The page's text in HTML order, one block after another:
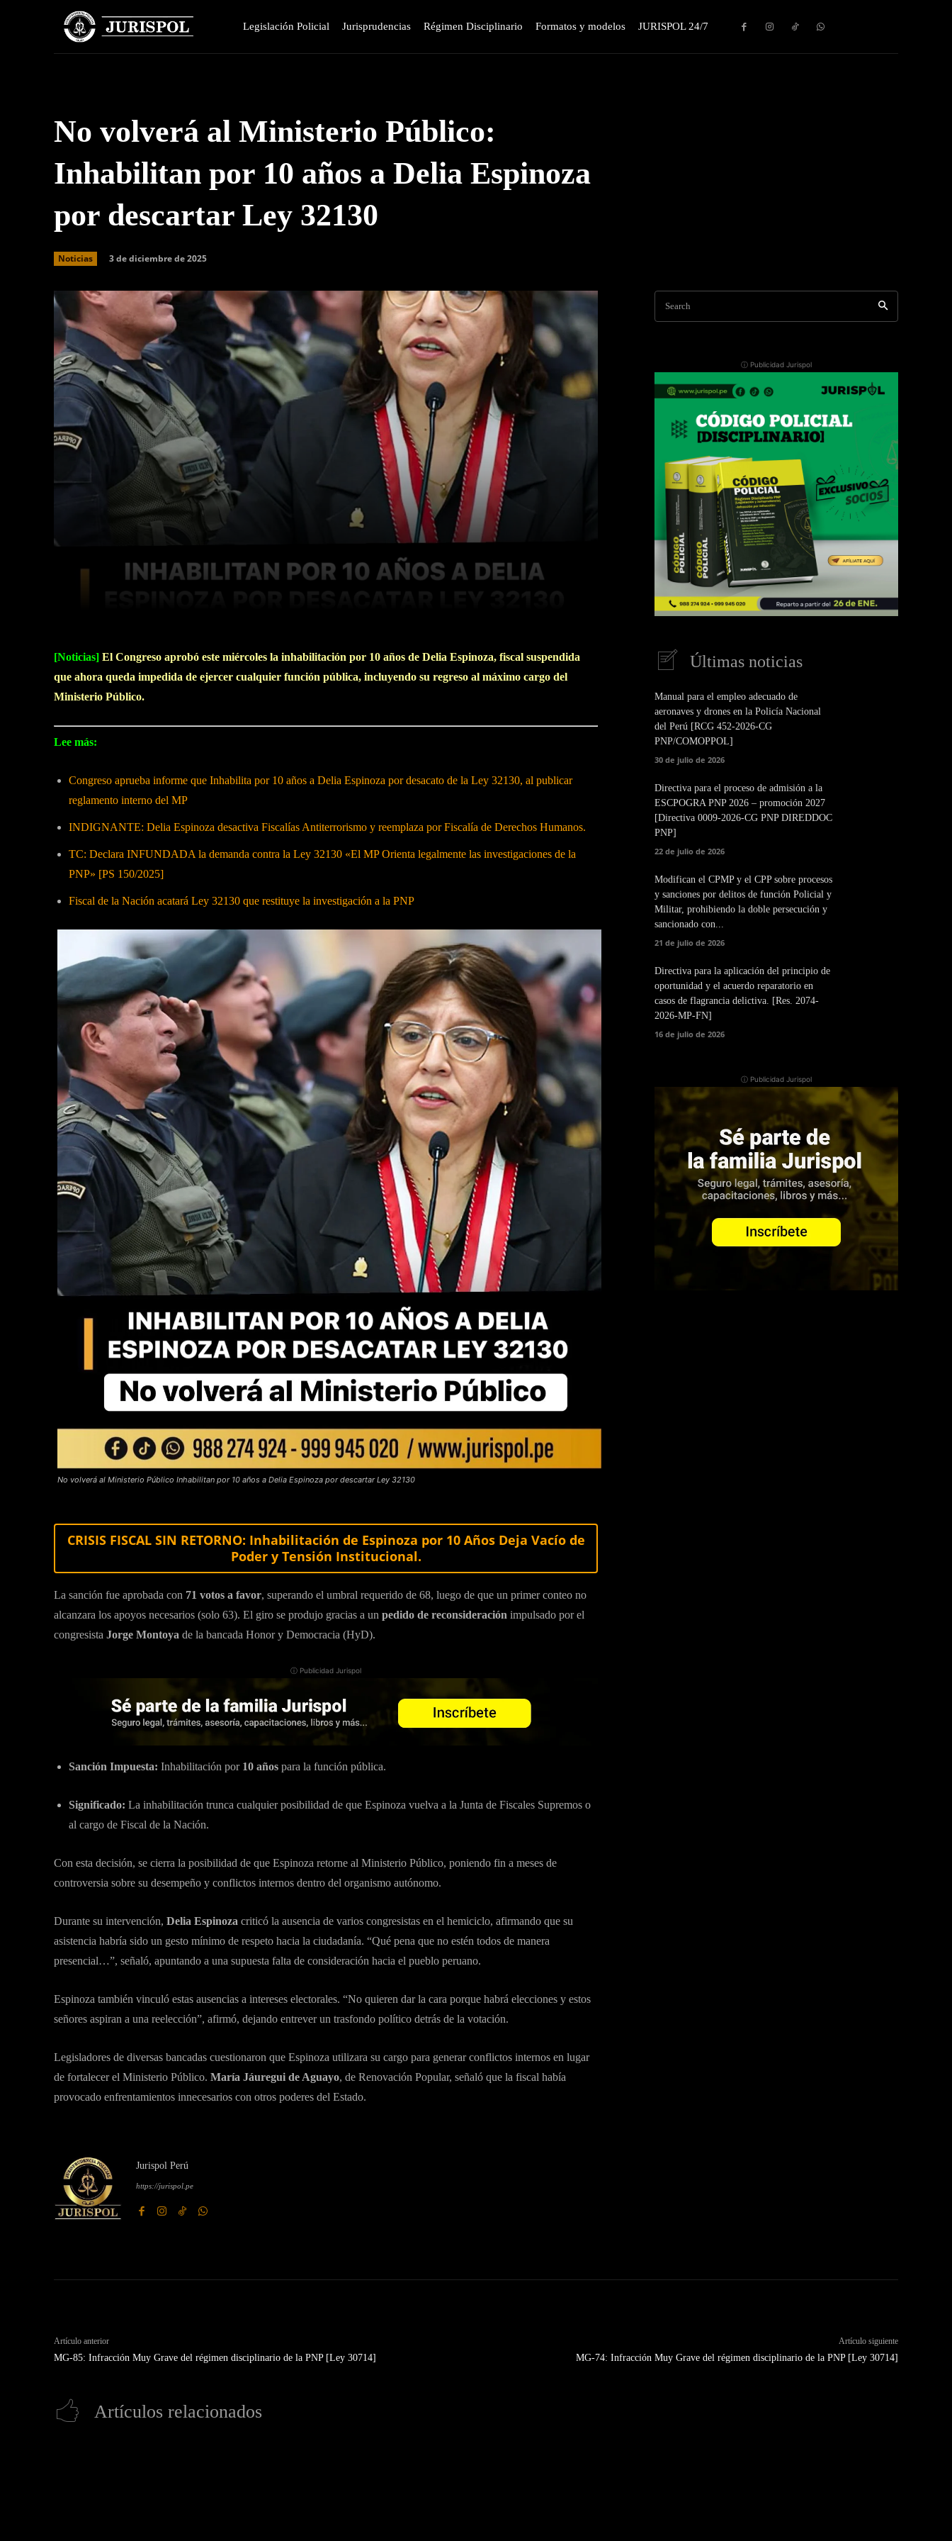
Legislación Policial Jurisprudencias Régimen Disciplinario Formatos y modelos JURISPOL 24/7
No volverá al Ministerio Público:
Inhabilitan por 10 años a Delia Espinoza
por descartar Ley 32130
Noticias 3 de diciembre de 2025
[Noticias] El Congreso aprobó este miércoles la inhabilitación por 10 años de Delia Espinoza, fiscal suspendida
que ahora queda impedida de ejercer cualquier función pública, incluyendo su regreso al máximo cargo del
Ministerio Público.
Lee más:
Congreso aprueba informe que Inhabilita por 10 años a Delia Espinoza por desacato de la Ley 32130, al publicar
reglamento interno del MP
INDIGNANTE: Delia Espinoza desactiva Fiscalías Antiterrorismo y reemplaza por Fiscalía de Derechos Humanos.
TC: Declara INFUNDADA la demanda contra la Ley 32130 «El MP Orienta legalmente las investigaciones de la
PNP» [PS 150/2025]
Fiscal de la Nación acatará Ley 32130 que restituye la investigación a la PNP
No volverá al Ministerio Público Inhabilitan por 10 años a Delia Espinoza por descartar Ley 32130
CRISIS FISCAL SIN RETORNO: Inhabilitación de Espinoza por 10 Años Deja Vacío de
Poder y Tensión Institucional.
La sanción fue aprobada con 71 votos a favor, superando el umbral requerido de 68, luego de que un primer conteo no
alcanzara los apoyos necesarios (solo 63). El giro se produjo gracias a un pedido de reconsideración impulsado por el
congresista Jorge Montoya de la bancada Honor y Democracia (HyD).
ⓘ Publicidad Jurispol
Sanción Impuesta: Inhabilitación por 10 años para la función pública.
Significado: La inhabilitación trunca cualquier posibilidad de que Espinoza vuelva a la Junta de Fiscales Supremos o
al cargo de Fiscal de la Nación.
Con esta decisión, se cierra la posibilidad de que Espinoza retorne al Ministerio Público, poniendo fin a meses de
controversia sobre su desempeño y conflictos internos dentro del organismo autónomo.
Durante su intervención, Delia Espinoza criticó la ausencia de varios congresistas en el hemiciclo, afirmando que su
asistencia habría sido un gesto mínimo de respeto hacia la ciudadanía. “Qué pena que no estén todos de manera
presencial…”, señaló, apuntando a una supuesta falta de consideración hacia el pueblo peruano.
Espinoza también vinculó estas ausencias a intereses electorales. “No quieren dar la cara porque habrá elecciones y estos
señores aspiran a una reelección”, afirmó, dejando entrever un trasfondo político detrás de la votación.
Legisladores de diversas bancadas cuestionaron que Espinoza utilizara su cargo para generar conflictos internos en lugar
de fortalecer el Ministerio Público. María Jáuregui de Aguayo, de Renovación Popular, señaló que la fiscal había
provocado enfrentamientos innecesarios con otros poderes del Estado.
Jurispol Perú
https://jurispol.pe
Search
ⓘ Publicidad Jurispol
Últimas noticias
Manual para el empleo adecuado de
aeronaves y drones en la Policía Nacional
del Perú [RCG 452-2026-CG
PNP/COMOPPOL]
30 de julio de 2026
Directiva para el proceso de admisión a la
ESCPOGRA PNP 2026 – promoción 2027
[Directiva 0009-2026-CG PNP DIREDDOC
PNP]
22 de julio de 2026
Modifican el CPMP y el CPP sobre procesos
y sanciones por delitos de función Policial y
Militar, prohibiendo la doble persecución y
sancionado con...
21 de julio de 2026
Directiva para la aplicación del principio de
oportunidad y el acuerdo reparatorio en
casos de flagrancia delictiva. [Res. 2074-
2026-MP-FN]
16 de julio de 2026
ⓘ Publicidad Jurispol
Artículo anterior
MG-85: Infracción Muy Grave del régimen disciplinario de la PNP [Ley 30714]
Artículo siguiente
MG-74: Infracción Muy Grave del régimen disciplinario de la PNP [Ley 30714]
Artículos relacionados